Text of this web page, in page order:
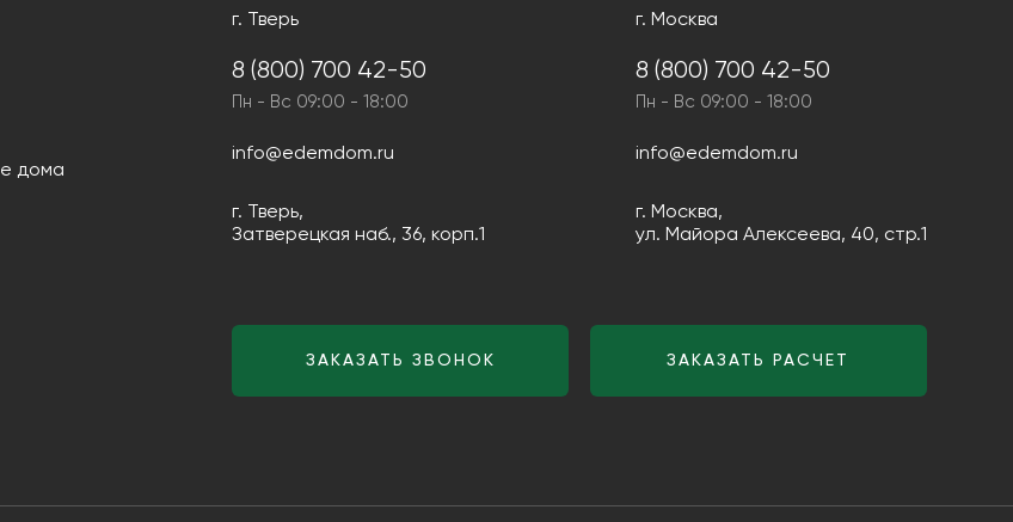
дома
г. Тверь
8 (800) 700 42-50
Пн - Вс 09:00 - 18:00
info@edemdom.ru
г. Тверь,
Затверецкая наб., 36, корп.1
г. Москва
8 (800) 700 42-50
Пн - Вс 09:00 - 18:00
info@edemdom.ru
г. Москва,
ул. Майора Алексеева, 40, стр.1
ЗАКАЗАТЬ ЗВОНОК ЗАКАЗАТЬ РАСЧЕТ